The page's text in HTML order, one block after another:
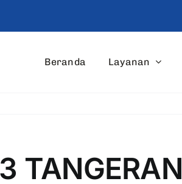
Beranda Layanan